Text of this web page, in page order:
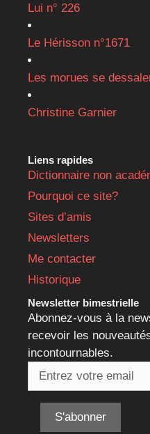
Lui n° 226
Le Hérisson n°1671
Les morues se
Christine Garnier
Liens rapides
Dictionnaire non
Pourquoi ce site?
Sites d’amis
Newsletters
Me contacter
Historique
Newsletter bimestrielle
Abonnez-vous à la
recevoir les
incontournables.